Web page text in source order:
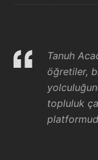
Tanuh
öğretiler,
topluluk